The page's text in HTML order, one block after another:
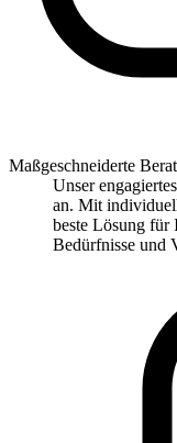
Maßgeschneiderte
Unser
an. Mit
beste Lösung für
Bedürfnisse und